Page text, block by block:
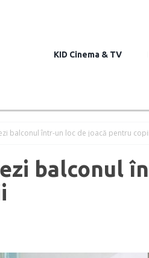
Cinema & TV
balconul într-un loc de joacă pentru copii
balconul